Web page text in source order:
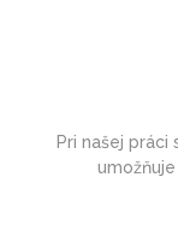
Pri našej práci